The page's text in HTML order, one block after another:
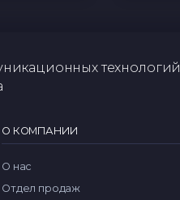
технологий
О КОМПАНИИ
О нас
Отдел продаж